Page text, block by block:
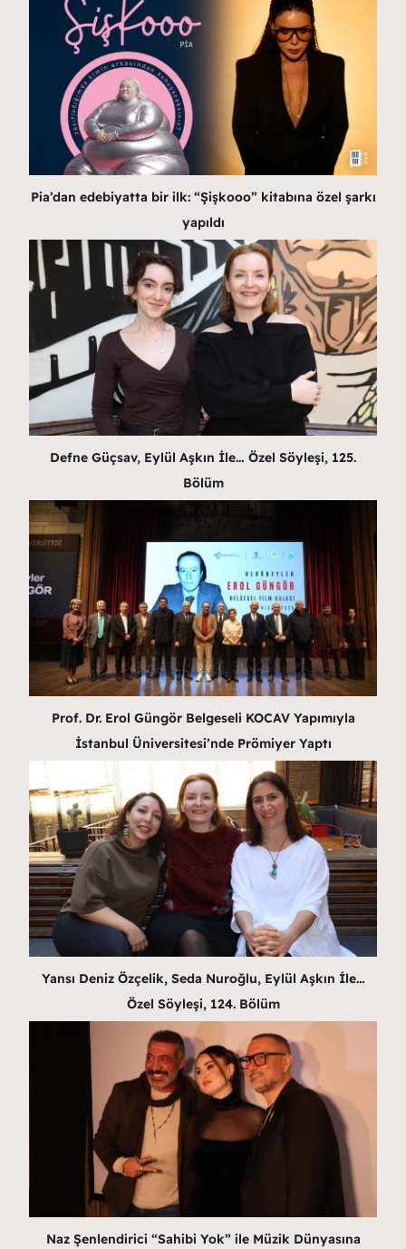
Pia’dan edebiyatta bir ilk: “Şişkooo” kitabına özel şarkı
yapıldı
Defne Güçsav, Eylül Aşkın İle… Özel Söyleşi, 125.
Bölüm
Prof. Dr. Erol Güngör Belgeseli KOCAV Yapımıyla
İstanbul Üniversitesi’nde Prömiyer Yaptı
Yansı Deniz Özçelik, Seda Nuroğlu, Eylül Aşkın İle…
Özel Söyleşi, 124. Bölüm
Naz Şenlendirici “Sahibi Yok” ile Müzik Dünyasına